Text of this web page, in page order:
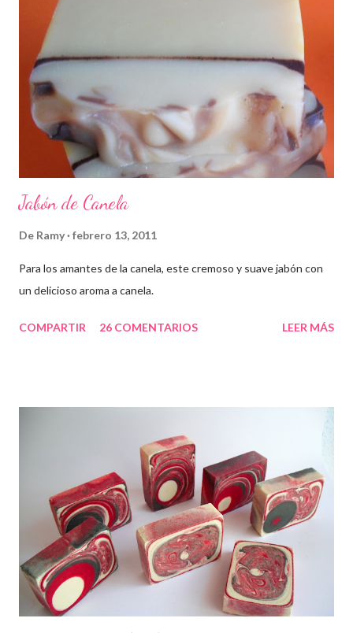
Jabón de Canela
De Ramy febrero 13, 2011
Para los amantes de la canela, este cremoso y suave jabón con
un delicioso aroma a canela.
COMPARTIR 26 COMENTARIOS LEER MÁS